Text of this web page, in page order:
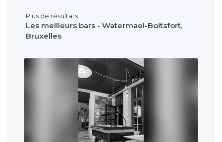
Plus de résultats
Les meilleurs bars - Watermael-Boitsfort,
Bruxelles